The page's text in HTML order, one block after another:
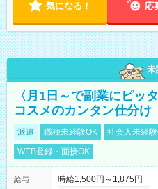
気になる！ 応
未
〈月1日～で副業にピッ
コスメのカンタン仕分け
派遣 職種未経験OK 社会人未経
WEB登録・面接OK
給与
時給1,500円～1,875円